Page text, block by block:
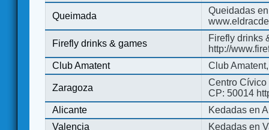
Queimada
Queidadas
Firefly drinks & games
Firefly drinks
http://
Club Amatent
Club
Zaragoza
Centro Cívico
CP: 50014
Alicante
Kedadas en
Valencia
Kedadas en